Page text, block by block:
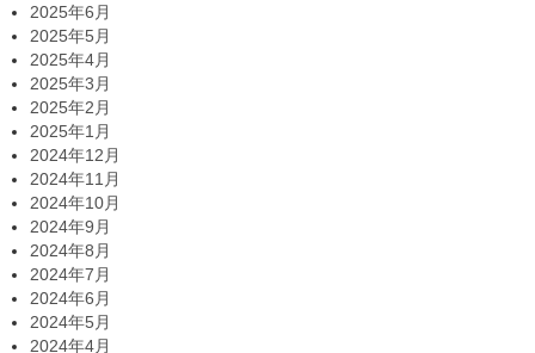
2025年6月
2025年5月
2025年4月
2025年3月
2025年2月
2025年1月
2024年12月
2024年11月
2024年10月
2024年9月
2024年8月
2024年7月
2024年6月
2024年5月
2024年4月